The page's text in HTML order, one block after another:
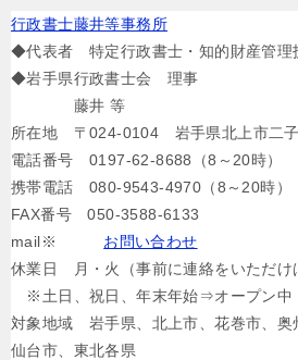
行政書士藤井等事務所
◆代表者 特定行政書士・知的財産管理
◆岩手県行政書士会 理事
藤井 等
所在地 〒024-0104 岩手県北上市二
電話番号 0197-62-8688（8～20時）
携帯電話 080-9543-4970（8～20時）
FAX番号 050-3588-6133
mail※ お問い合わせ
休業日 月・火（事前に連絡をいただけ
※土日、祝日、年末年始⇒オープン中
対象地域 岩手県、北上市、花巻市、奥
仙台市、東北各県